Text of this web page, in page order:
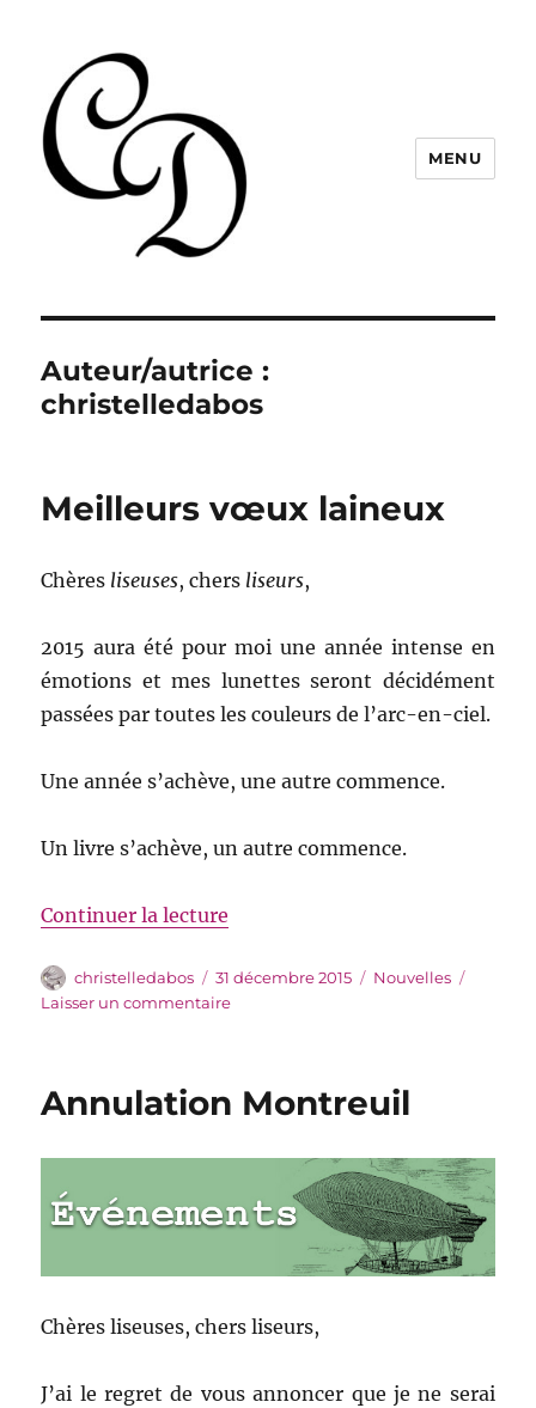
MENU
Auteur/autrice :
christelledabos
Meilleurs vœux laineux
Chères liseuses, chers liseurs,
2015 aura été pour moi une année intense en
émotions et mes lunettes seront décidément
passées par toutes les couleurs de l’arc-en-ciel.
Une année s’achève, une autre commence.
Un livre s’achève, un autre commence.
Continuer la lecture
Auteur
christelledabos
Publié
le
31 décembre 2015 Catégories
Nouvelles
Laisser un commentairesur
Annulation Montreuil
Chères liseuses, chers liseurs,
J’ai le regret de vous annoncer que je ne serai